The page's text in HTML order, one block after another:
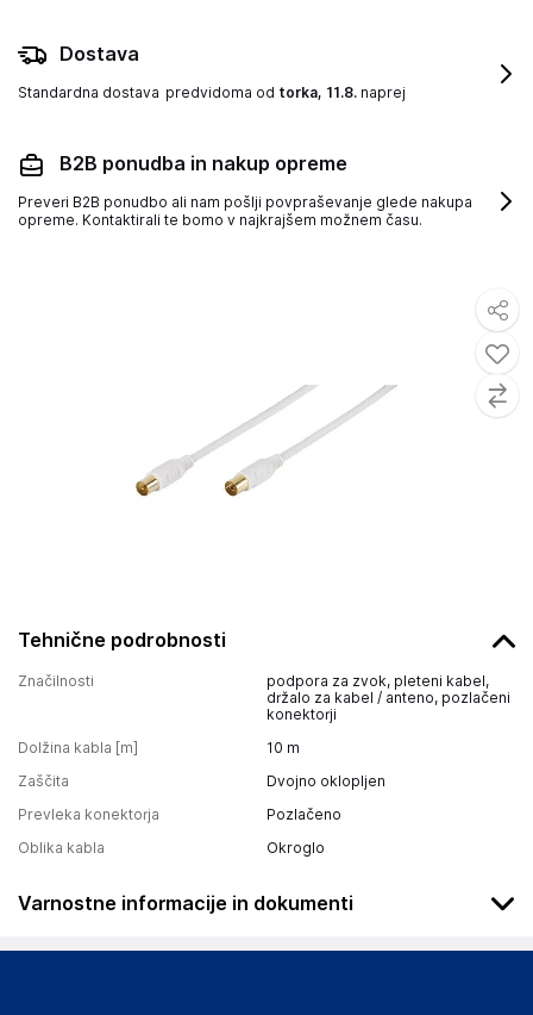
Tehnične podrobnosti
Značilnosti
podpora za zvok, pleteni kabel,
držalo za kabel / anteno, pozlačeni
konektorji
Dolžina kabla [m]
10 m
Zaščita
Dvojno oklopljen
Prevleka konektorja
Pozlačeno
Oblika kabla
Okroglo
Varnostne informacije in dokumenti
Podatki o proizvajalcu
Dostava
Standardna dostava predvidoma od torka, 11.8. naprej
B2B ponudba in nakup opreme
Preveri B2B ponudbo ali nam pošlji povpraševanje glede nakupa
opreme. Kontaktirali te bomo v najkrajšem možnem času.